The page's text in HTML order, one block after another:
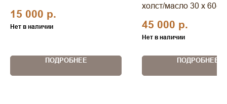
15 000 р.
Нет в наличии
ПОДРОБНЕЕ
холст/масло 30 x
45 000 р.
Нет в наличии
ПОДРОБНЕЕ